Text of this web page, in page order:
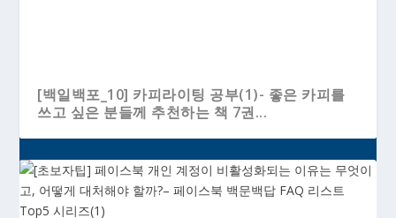
[백일백포_10] 카피라이팅 공부(1)- 좋은 카피를
쓰고 싶은 분들께 추천하는 책 7권...